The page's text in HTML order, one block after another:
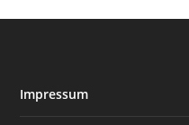
Impressum